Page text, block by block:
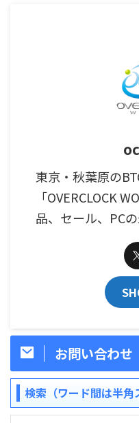
東京・秋葉原の
「OVERCLOCK
品、セール、PC
お問い合わせ
検索（ワード間は半角